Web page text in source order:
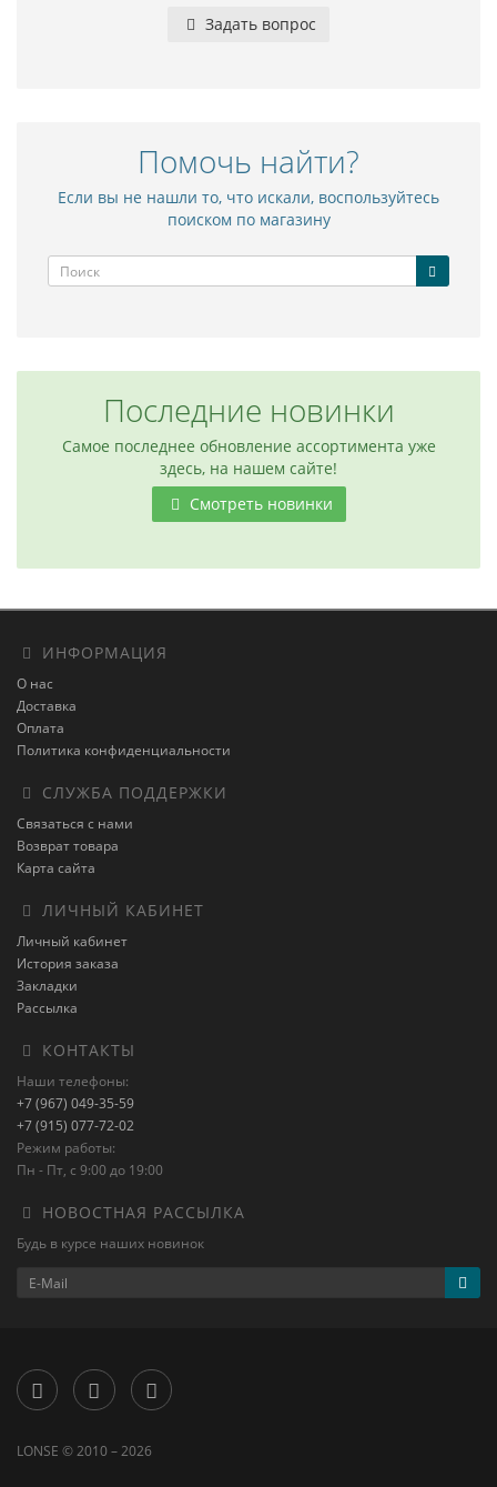
Задать вопрос
Помочь найти?
Если вы не нашли то, что искали, воспользуйтесь
поиском по магазину
Последние новинки
Самое последнее обновление ассортимента уже
здесь, на нашем сайте!
Смотреть новинки
ИНФОРМАЦИЯ
О нас
Доставка
Оплата
Политика конфиденциальности
СЛУЖБА ПОДДЕРЖКИ
Связаться с нами
Возврат товара
Карта сайта
ЛИЧНЫЙ КАБИНЕТ
Личный кабинет
История заказа
Закладки
Рассылка
КОНТАКТЫ
Наши телефоны:
+7 (967) 049-35-59
+7 (915) 077-72-02
Режим работы:
Пн - Пт, с 9:00 до 19:00
НОВОСТНАЯ РАССЫЛКА
Будь в курсе наших новинок
LONSE © 2010 – 2026